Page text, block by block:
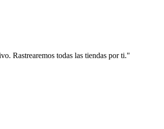
Rastrearemos todas las tiendas por ti."